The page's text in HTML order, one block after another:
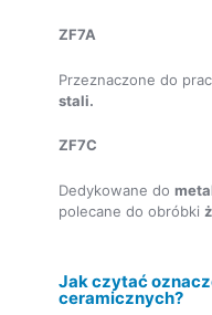
ZF7A
Przeznaczone do
stali.
ZF7C
Dedykowane do
polecane do obróbki
Jak czytać
ceramicznych?